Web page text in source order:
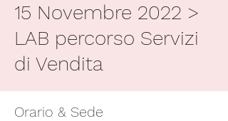
15 Novembre 2022 >
LAB percorso Servizi
di Vendita
Orario & Sede